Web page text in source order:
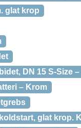
glat krop
DN 15 S-Size
– Krom
glat krop.